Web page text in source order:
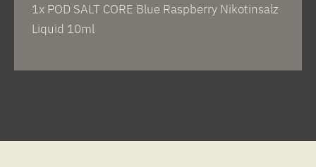
1x POD SALT CORE Blue Raspberry Nikotinsalz
Liquid 10ml